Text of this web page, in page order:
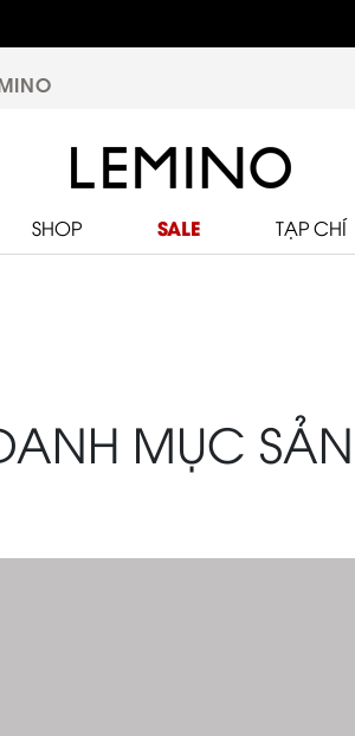
SHOP SALE TẠP CHÍ
MỤC